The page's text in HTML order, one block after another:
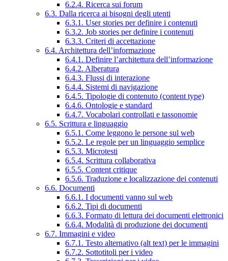
6.2.4. Ricerca sui forum
6.3. Dalla ricerca ai bisogni degli utenti
6.3.1. User stories per definire i contenuti
6.3.2. Job stories per definire i contenuti
6.3.3. Criteri di accettazione
6.4. Architettura dell’informazione
6.4.1. Definire l’architettura dell’informazione
6.4.2. Alberatura
6.4.3. Flussi di interazione
6.4.4. Sistemi di navigazione
6.4.5. Tipologie di contenuto (content type)
6.4.6. Ontologie e standard
6.4.7. Vocabolari controllati e tassonomie
6.5. Scrittura e linguaggio
6.5.1. Come leggono le persone sul web
6.5.2. Le regole per un linguaggio semplice
6.5.3. Microtesti
6.5.4. Scrittura collaborativa
6.5.5. Content critique
6.5.6. Traduzione e localizzazione dei contenuti
6.6. Documenti
6.6.1. I documenti vanno sul web
6.6.2. Tipi di documenti
6.6.3. Formato di lettura dei documenti elettronici
6.6.4. Modalità di produzione dei documenti
6.7. Immagini e video
6.7.1. Testo alternativo (alt text) per le immagini
6.7.2. Sottotitoli per i video